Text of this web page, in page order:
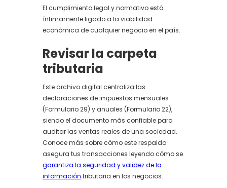
El cumplimiento legal y normativo está
íntimamente ligado a la viabilidad
económica de cualquier negocio en el país.
Revisar la carpeta
tributaria
Este archivo digital centraliza las
declaraciones de impuestos mensuales
(Formulario 29) y anuales (Formulario 22),
siendo el documento más confiable para
auditar las ventas reales de una sociedad.
Conoce más sobre cómo este respaldo
asegura tus transacciones leyendo cómo se
garantiza la seguridad y validez de la
información tributaria en los negocios.